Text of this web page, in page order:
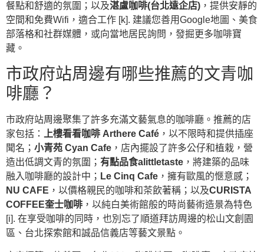
餐點和舒適的氛圍；以及湛盧咖啡(台北遠企店) ，提供安靜的
空間和免費Wifi，適合工作 [k]. 建議您善用Google地圖、美食
部落格和社群媒體，或向當地居民詢問，發掘更多咖啡寶
藏。
市政府站周邊有哪些推薦的文青咖
啡廳？
市政府站周邊聚集了許多充滿文藝氣息的咖啡廳。推薦的店
家包括：
上樓看看咖啡 Arthere Café ，以不限時和提供插座
聞名； 小青苑 Cyan Cafe ，店內擺設了許多公仔和植栽，營
造出低調文青的氛圍； 有點品食alittletaste ，將建築的品味
融入咖啡廳的設計中； Le Cinq Cafe ，擁有歐風的愜意感；
NU CAFE ，以價格親民的咖啡和茶飲著稱；以及CURISTA
COFFEE奎士咖啡 ，以純白美術館般的時尚藝術造景為特色
[i]. 在享受咖啡的同時，也別忘了順道拜訪周邊的松山文創園
區、台北探索館和誠品信義店等藝文景點。